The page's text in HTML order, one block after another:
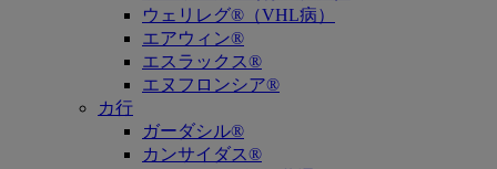
ウェリレグ®（VHL病）
エアウィン®
エスラックス®
エヌフロンシア®
カ行
ガーダシル®
カンサイダス®